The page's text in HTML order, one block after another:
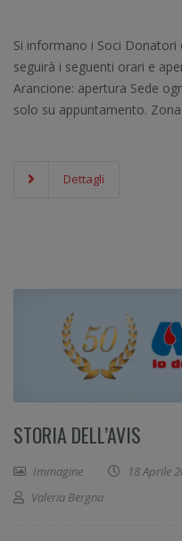
Si informano i Soci Donatori
seguirà i seguenti orari e
Arancione: apertura Sede
solo su appuntamento.
Dettagli
STORIA DELL’AVIS
Immagine 18 Aprile
Valeria Bergna